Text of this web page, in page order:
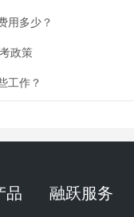
用多少？
政策
工作？
品 融跃服务